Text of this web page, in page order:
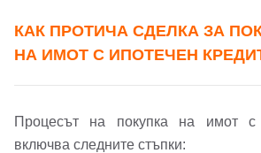
КАК ПРОТИЧА СДЕЛКА ЗА
НА ИМОТ С ИПОТЕЧЕН
Процесът на покупка на имот с
включва следните стъпки: